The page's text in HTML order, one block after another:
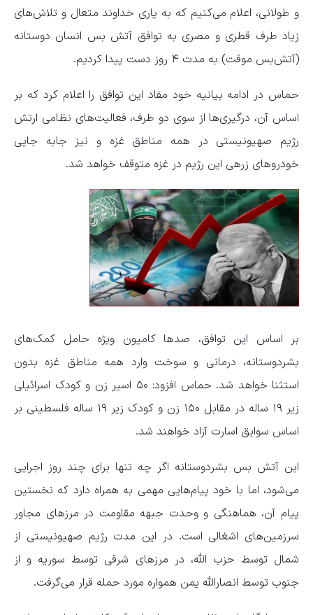
و طولانی، اعلام می‌کنیم که به یاری خداوند متعال و تلاش‌های
زیاد طرف قطری و مصری به توافق آتش بس انسان دوستانه
(آتش‌بس موقت) به مدت ۴ روز دست پیدا کردیم.
حماس در ادامه بیانیه خود مفاد این توافق را اعلام کرد که بر
اساس آن، درگیری‌ها از سوی دو طرف، فعالیت‌های نظامی ارتش
رژیم صهیونیستی در همه مناطق غزه و نیز جابه جایی
خودرو‌های زرهی این رژیم در غزه متوقف خواهد شد.
بر اساس این توافق، صد‌ها کامیون ویژه حامل کمک‌های
بشردوستانه، درمانی و سوخت وارد همه مناطق غزه بدون
استثنا خواهد شد. حماس افزود: ۵۰ اسیر زن و کودک اسرائیلی
زیر ۱۹ ساله در مقابل ۱۵۰ زن و کودک زیر ۱۹ ساله فلسطینی بر
اساس سوابق اسارت آزاد خواهند شد.
این آتش بس بشردوستانه اگر چه تنها برای چند روز اجرایی
می‌شود، اما با خود پیام‌هایی مهمی به همراه دارد که نخستین
پیام آن، هماهنگی و وحدت جبهه مقاومت در مرز‌های مجاور
سرزمین‌های اشغالی است. در این مدت رژیم صهیونیستی از
شمال توسط حزب الله، در مرز‌های شرقی توسط سوریه و از
جنوب توسط انصارالله یمن همواره مورد حمله قرار می‌گرفت.